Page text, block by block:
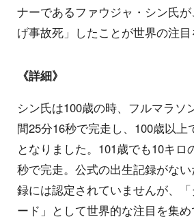
ナーであるファウジャ・シン氏
げ事故死」したことが世界の注目
《詳細》
シン氏は100歳の時、フルマラソ
間25分16秒で完走し、100歳以上
となりました。101歳でも10キロ
秒で完走。公式の出生記録がな
録には認定されていませんが、
ード」として世界的な注目を集め